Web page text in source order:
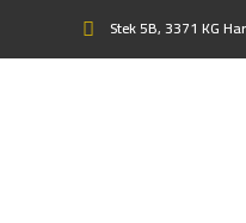
Stek 5B, 3371 KG